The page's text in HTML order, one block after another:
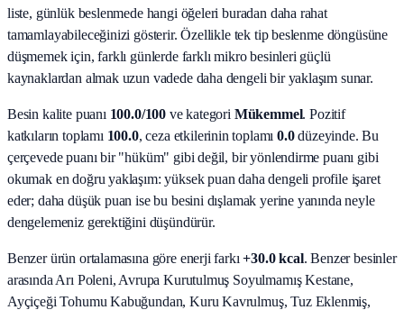
liste, günlük beslenmede hangi öğeleri buradan daha rahat
tamamlayabileceğinizi gösterir. Özellikle tek tip beslenme döngüsüne
düşmemek için, farklı günlerde farklı mikro besinleri güçlü
kaynaklardan almak uzun vadede daha dengeli bir yaklaşım sunar.
Besin kalite puanı 100.0/100 ve kategori Mükemmel. Pozitif
katkıların toplamı 100.0, ceza etkilerinin toplamı 0.0düzeyinde. Bu
çerçevede puanı bir "hüküm" gibi değil, bir yönlendirme puanı gibi
okumak en doğru yaklaşım: yüksek puan daha dengeli profile işaret
eder; daha düşük puan ise bu besini dışlamak yerine yanında neyle
dengelemeniz gerektiğini düşündürür.
Benzer ürün ortalamasına göre enerji farkı +30.0 kcal. Benzer besinler
arasında Arı Poleni, Avrupa Kurutulmuş Soyulmamış Kestane,
Ayçiçeği Tohumu Kabuğundan, Kuru Kavrulmuş, Tuz Eklenmiş,